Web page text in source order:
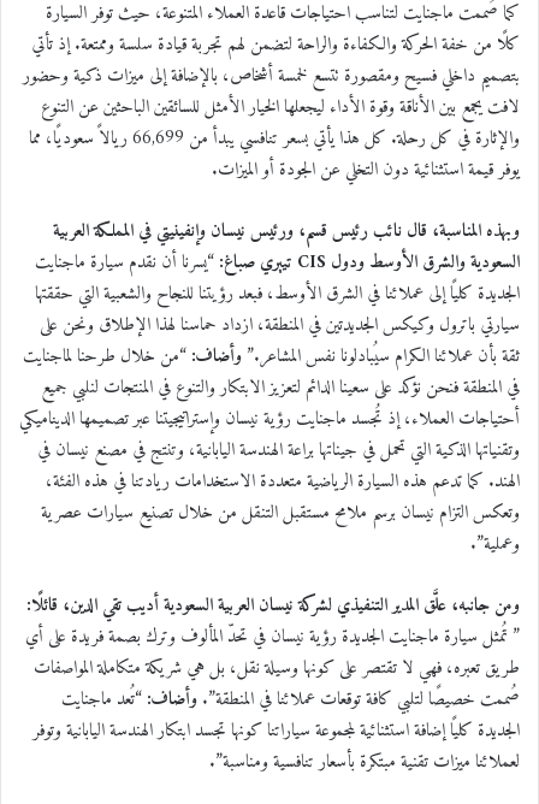
كما صُممت ماجنايت لتناسب احتياجات قاعدة العملاء المتنوعة، حيث توفر السيارة
كلًا من خفة الحركة والكفاءة والراحة لتضمن لهم تجربة قيادة سلسة وممتعة. إذ تأتي
بتصميم داخلي فسيح ومقصورة تتسع لخمسة أشخاص، بالإضافة إلى ميزات ذكية وحضور
لافت يجمع بين الأناقة وقوة الأداء ليجعلها الخيار الأمثل للسائقين الباحثين عن التنوع
والإثارة في كل رحلة. كل هذا يأتي بسعر تنافسي يبدأ من 66,699 ريالاً سعوديًا، مما
يوفر قيمة استثنائية دون التخلي عن الجودة أو الميزات.
وبهذه المناسبة، قال نائب رئيس قسم، ورئيس نيسان وإنفينيتي في المملكة العربية
السعودية والشرق الأوسط ودول CIS تييري صباغ:
“يسرنا أن نقدم سيارة ماجنايت
الجديدة كليًا إلى عملائنا في الشرق الأوسط، فبعد رؤيتنا للنجاح والشعبية التي حققتها
سيارتي باترول وكيكس الجديدتين في المنطقة، ازداد حماسنا لهذا الإطلاق ونحن على
ثقة بأن عملائنا الكرام سيُبادلونا نفس المشاعر.”وأضاف:“من خلال طرحنا لماجنايت
في المنطقة فنحن نؤكد على سعينا الدائم لتعزيز الابتكار والتنوع في المنتجات لنلبي جميع
أحتياجات العملاء، إذ تُجسد ماجنايت رؤية نيسان وإستراتيجيتنا عبر تصميمها الديناميكي
وتقنياتها الذكية التي تحمل في جيناتها براعة الهندسة اليابانية، وتنتج في مصنع نيسان في
الهند. كما تدعم هذه السيارة الرياضية متعددة الاستخدامات ريادتنا في هذه الفئة،
وتعكس التزام نيسان برسم ملامح مستقبل التنقل من خلال تصنيع سيارات عصرية
وعملية”.
ومن جانبه، علَّق المدير التنفيذي لشركة نيسان العربية السعودية أديب تقي الدين، قائلًا:
” تُمثل سيارة ماجنايت الجديدة رؤية نيسان في تحدّ المألوف وترك بصمة فريدة على أي
طريق تعبره، فهي لا تقتصر على كونها وسيلة نقل، بل هي شريكة متكاملة المواصفات
صُممت خصيصًا لتلبي كافة توقعات عملائنا في المنطقة”.وأضاف:“تُعد ماجنايت
الجديدة كليًا إضافة استثنائية لمجموعة سياراتنا كونها تجسد ابتكار الهندسة اليابانية وتوفر
لعملائنا ميزات تقنية مبتكرة بأسعار تنافسية ومناسبة”.